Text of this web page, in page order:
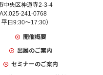
中央区神道寺2-3-4
241-0768
日9:30～17:30）
開催概要
出展のご案内
セミナーのご案内